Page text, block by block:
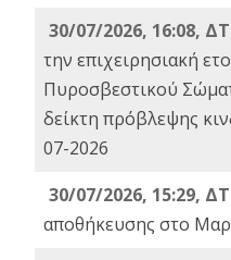
30/07/2026, 16:08,
την επιχειρησιακή
Πυροσβεστικού
δείκτη πρόβλεψης
07-2026
30/07/2026, 15:29,
αποθήκευσης στο